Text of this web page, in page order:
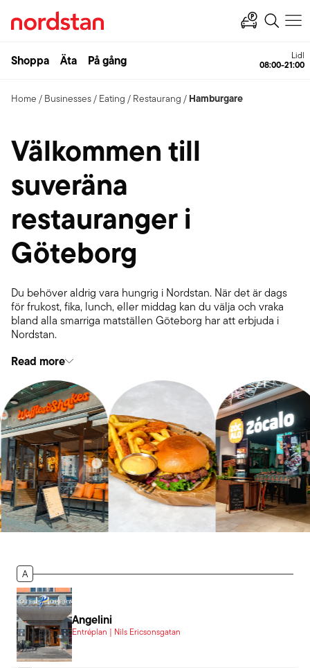
Shoppa Äta På gång Lidl
08:00-21:00
Home / Businesses/ Eating / Restaurang / Hamburgare
Välkommen till
suveräna
restauranger i
Göteborg
Du behöver aldrig vara hungrig i Nordstan. När det är dags
för frukost, fika, lunch, eller middag kan du välja och vraka
bland alla smarriga matställen Göteborg har att erbjuda i
Nordstan.
Read more
A
Angelini
Entréplan | Nils Ericsonsgatan